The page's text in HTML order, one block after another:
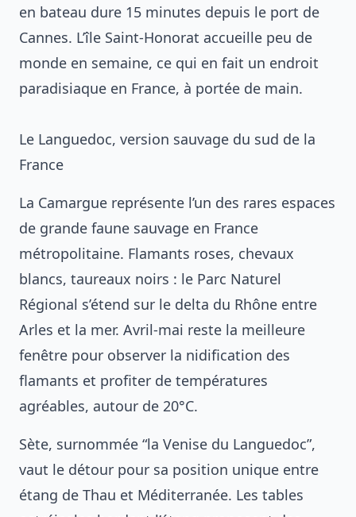
en bateau dure 15 minutes depuis le port de
Cannes. L’île Saint-Honorat accueille peu de
monde en semaine, ce qui en fait un endroit
paradisiaque en France, à portée de main.
Le Languedoc, version sauvage du sud de la
France
La Camargue représente l’un des rares espaces
de grande faune sauvage en France
métropolitaine. Flamants roses, chevaux
blancs, taureaux noirs : le Parc Naturel
Régional s’étend sur le delta du Rhône entre
Arles et la mer. Avril-mai reste la meilleure
fenêtre pour observer la nidification des
flamants et profiter de températures
agréables, autour de 20°C.
Sète, surnommée “la Venise du Languedoc”,
vaut le détour pour sa position unique entre
étang de Thau et Méditerranée. Les tables